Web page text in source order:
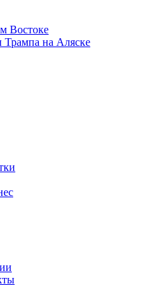
Востоке
Трампа на Аляске